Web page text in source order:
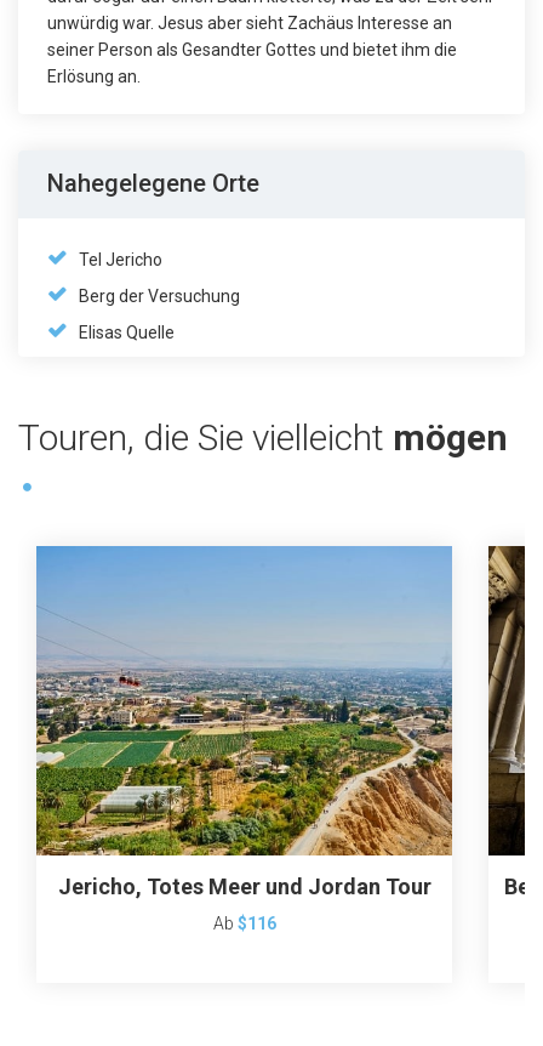
unwürdig war. Jesus aber sieht Zachäus Interesse an
seiner Person als Gesandter Gottes und bietet ihm die
Erlösung an.
Nahegelegene Orte
Tel Jericho
Berg der Versuchung
Elisas Quelle
Touren, die Sie vielleicht mögen
Jericho, Totes Meer und Jordan Tour
Ab $116